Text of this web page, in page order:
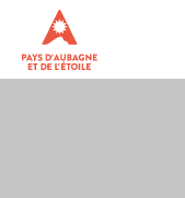
contenu